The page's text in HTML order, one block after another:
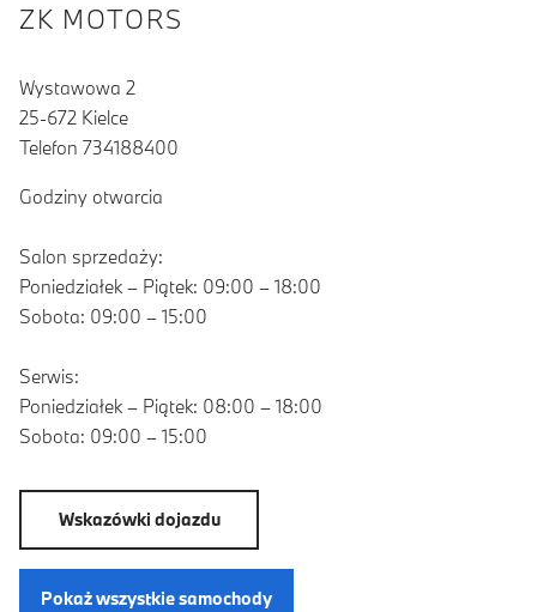
ZK MOTORS
Wystawowa 2
25-672 Kielce
Telefon 734188400
Godziny otwarcia
Salon sprzedaży:
Poniedziałek – Piątek: 09:00 – 18:00
Sobota: 09:00 – 15:00
Serwis:
Poniedziałek – Piątek: 08:00 – 18:00
Sobota: 09:00 – 15:00
Wskazówki dojazdu
Pokaż wszystkie samochody